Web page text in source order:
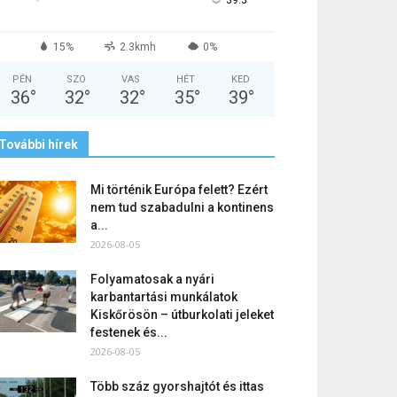
15% 2.3kmh 0%
PÉN
36°
SZO
32°
VAS
32°
HÉT
35°
KED
39°
hírek
Mi történik Európa felett? Ezért
nem tud szabadulni a kontinens
a...
2026-08-05
Folyamatosak a nyári
karbantartási munkálatok
Kiskőrösön – útburkolati jeleket
festenek és...
2026-08-05
Több száz gyorshajtót és ittas